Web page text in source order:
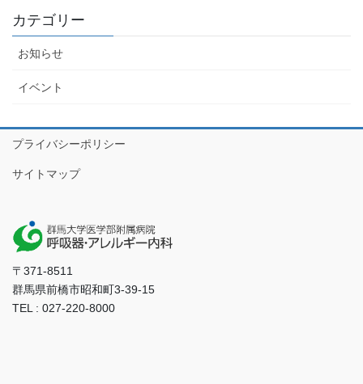
カテゴリー
お知らせ
イベント
プライバシーポリシー
サイトマップ
〒371-8511
群馬県前橋市昭和町3-39-15
TEL : 027-220-8000